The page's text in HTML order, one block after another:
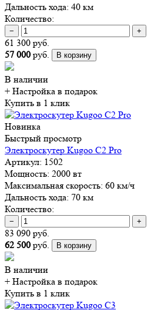
Дальность хода: 40 км
Количество:
− +
61 300 руб.
57 000 руб. В корзину
В наличии
+ Настройка в подарок
Купить в 1 клик
Новинка
Быстрый просмотр
Электроскутер Kugoo C2 Pro
Артикул: 1502
Мощность: 2000 вт
Максимальная скорость: 60 км/ч
Дальность хода: 70 км
Количество:
− +
83 090 руб.
62 500 руб. В корзину
В наличии
+ Настройка в подарок
Купить в 1 клик